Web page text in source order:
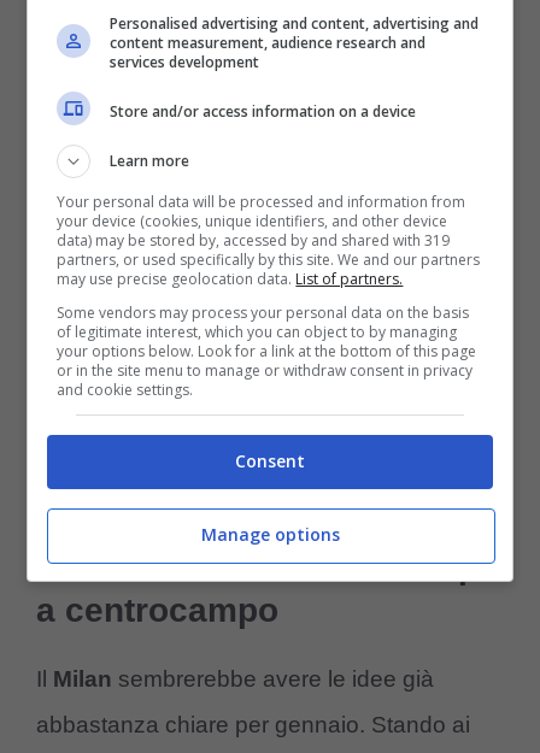
cedere Samuel Chukwueze, uno de pezzi
pregiati della scorsa estate di trasferimenti.
Fino a questo momento, però, il nigeriano ha
deluso ogni sorta di aspettative, non
dimostrandosi essere all’altezza della
situazione. Per questo motivo il Diavoloe
Fonsecasarebbero pronti a farne a meno,
conChukwueze che potrebbe tornare in
Spagna per circa 25 milioni di euro. Su di
lui si è infatti registrato l’interesse
dell’Atletico Madrid.
La cessione sblocca il colpo
a centrocampo
Il Milan sembrerebbe avere le idee già
abbastanza chiare per gennaio. Stando ai
Personalised advertising and content, advertising and
content measurement, audience research and
services development
Store and/or access information on a device
Learn more
Your personal data will be processed and information from
your device (cookies, unique identifiers, and other device
data) may be stored by, accessed by and shared with 319
partners, or used specifically by this site. We and our partners
may use precise geolocation data. List of partners.
Some vendors may process your personal data on the basis
of legitimate interest, which you can object to by managing
your options below. Look for a link at the bottom of this page
or in the site menu to manage or withdraw consent in privacy
and cookie settings.
Consent
Manage options